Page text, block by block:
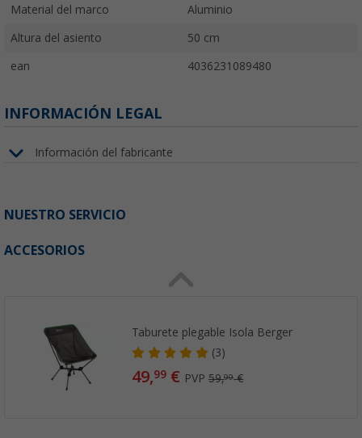
Material del marco Aluminio
Altura del asiento 50 cm
ean 4036231089480
INFORMACIÓN LEGAL
Información del fabricante
NUESTRO SERVICIO
ACCESORIOS
Taburete plegable Isola Berger
(3)
49,99 € PVP59,99€